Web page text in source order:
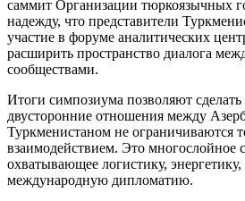
саммит Организации тюркоязычных
надежду, что представители
участие в форуме аналитических
расширить пространство диалога
сообществами.
Итоги симпозиума позволяют
двусторонние отношения между
Туркменистаном не ограничиваются
взаимодействием. Это многослойное
охватывающее логистику, энергетику,
международную дипломатию.